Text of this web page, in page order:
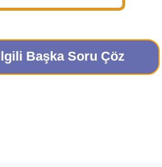
Başka Soru Çöz